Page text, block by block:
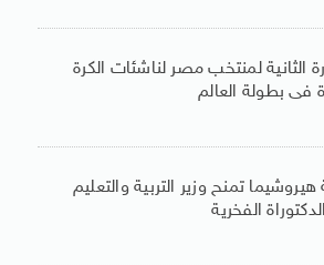
الثانية لمنتخب مصر لناشئات الكرة
فى بطولة العالم
تمنح وزير التربية والتعليم
الفخرية